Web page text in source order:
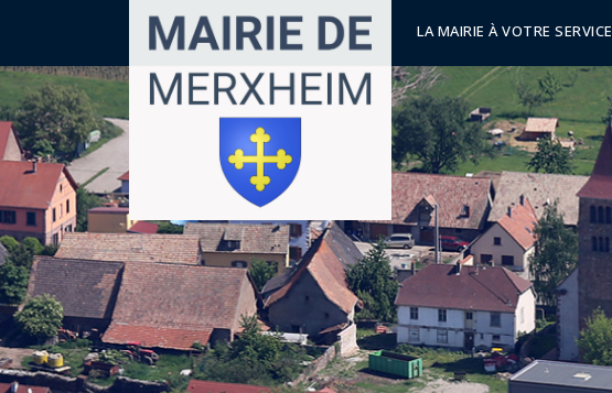
LA MAIRIE À VOTRE SERVICE